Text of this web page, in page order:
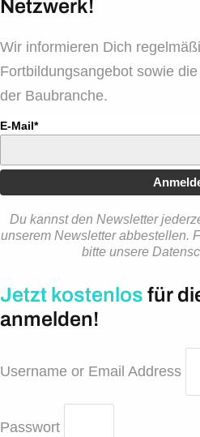
Netzwerk!
Wir informieren Dich
Fortbildungsangebot sowie
der Baubranche.
E-Mail*
Du kannst den Newsletter
unserem Newsletter abbestellen.
bitte unsere
Jetzt kostenlos für
anmelden!
Username or Email Address
Passwort